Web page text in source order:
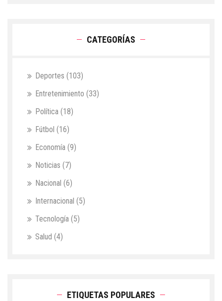
CATEGORÍAS
Deportes (103)
Entretenimiento (33)
Política (18)
Fútbol (16)
Economía (9)
Noticias (7)
Nacional (6)
Internacional (5)
Tecnología (5)
Salud (4)
ETIQUETAS POPULARES